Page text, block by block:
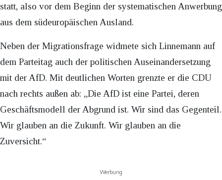
statt, also vor dem Beginn der systematischen Anwerbung
aus dem südeuropäischen Ausland.
Neben der Migrationsfrage widmete sich Linnemann auf
dem Parteitag auch der politischen Auseinandersetzung
mit der AfD. Mit deutlichen Worten grenzte er die CDU
nach rechts außen ab: „Die AfD ist eine Partei, deren
Geschäftsmodell der Abgrund ist. Wir sind das Gegenteil.
Wir glauben an die Zukunft. Wir glauben an die
Zuversicht.“
Werbung